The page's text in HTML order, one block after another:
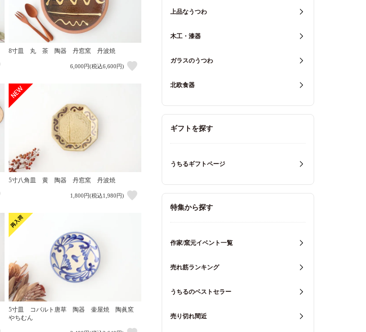
8寸皿 丸 茶 陶器 丹窓窯 丹波焼
6,000円(税込6,600円)
5寸八角皿 黄 陶器 丹窓窯 丹波焼
1,800円(税込1,980円)
5寸皿 コバルト唐草 陶器 壷屋焼 陶眞窯
やちむん
上品なうつわ
木工・漆器
ガラスのうつわ
北欧食器
ギフトを探す
うちるギフトページ
特集から探す
作家/窯元イベント一覧
売れ筋ランキング
うちるのベストセラー
売り切れ間近